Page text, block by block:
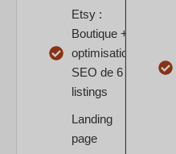
Etsy :
Boutique +
optimisation
SEO de 6
listings
Landing
page